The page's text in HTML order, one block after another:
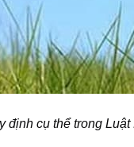
định cụ thể trong Luật